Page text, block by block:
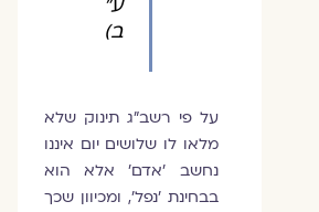
ב)
על פי רשב"ג תינוק שלא
מלאו לו שלושים יום איננו
נחשב 'אדם' אלא הוא
בבחינת 'נפל', ומכיוון שכך